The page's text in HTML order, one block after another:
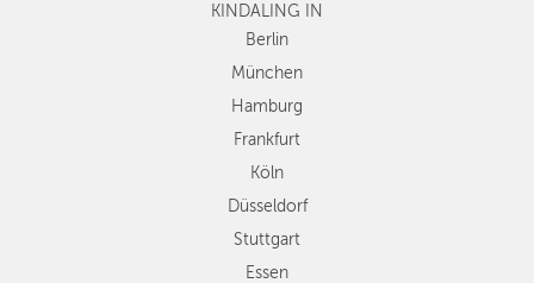
Köln
Düsseldorf
Stuttgart
Essen
Dresden
Nürnberg
Wien
Zürich
KINDALING IN
Berlin
München
Hamburg
Frankfurt
Köln
Düsseldorf
Stuttgart
Essen